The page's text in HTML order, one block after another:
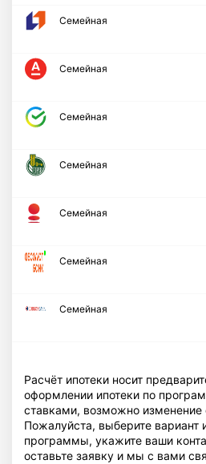
Семейная
Семейная
Семейная
Семейная
Семейная
Cемейная
Семейная
Расчёт ипотеки носит
оформлении ипотеки по
ставками, возможно изменение
Пожалуйста, выберите вариант
программы, укажите ваши
оставьте заявку и мы с вами